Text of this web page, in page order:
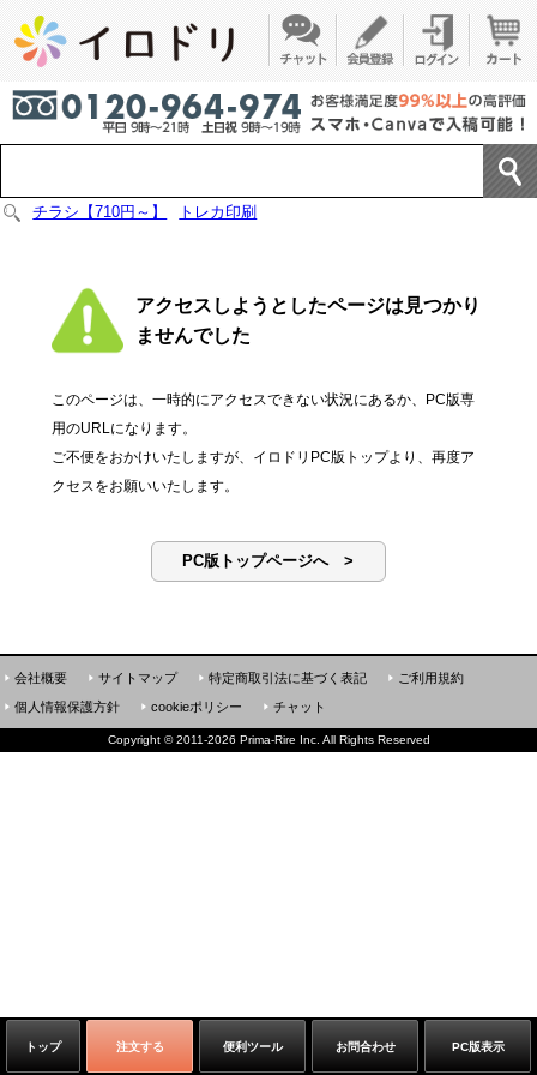
チラシ【710円～】 トレカ印刷
アクセスしようとしたページは見つかり
ませんでした
このページは、一時的にアクセスできない状況にあるか、PC版専
用のURLになります。
ご不便をおかけいたしますが、イロドリPC版トップより、再度ア
クセスをお願いいたします。
PC版トップページへ >
トップ 注文する 便利ツール お問合わせ PC版表示
会社概要 サイトマップ 特定商取引法に基づく表記
ご利用規約
個人情報保護方針
cookieポリシー チャット
Copyright ©2011-2026 Prima-Rire Inc. All Rights Reserved